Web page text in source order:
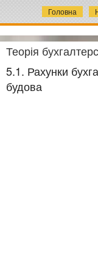
Головна
Теорія
5.1. Рахунки
будова